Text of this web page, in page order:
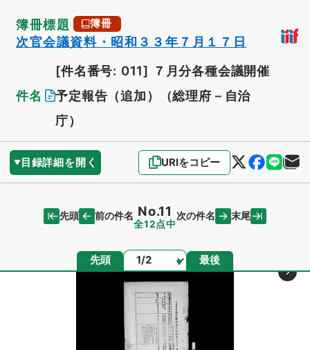
簿冊標題 簿冊
次官会議資料・昭和３３年７月１７日
件名
[件名番号: 011] ７月分各種会議開催
予定報告（追加）（総理府－自治
庁）
目録詳細を開く URIをコピー
先頭 前の件名 No.11
全12点中
次の件名 末尾
先頭 ページ 最後